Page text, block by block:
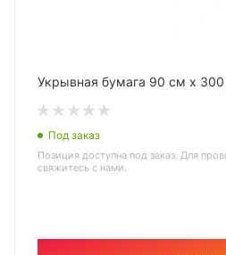
Укрывная бумага 90 см х
Под заказ
Позиция доступна под заказ. Для
свяжитесь с нами.